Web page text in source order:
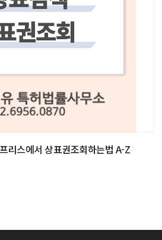
리스에서 상표권조회하는법 A-Z